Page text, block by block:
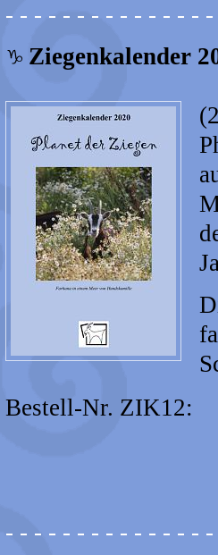
- - - - - - - - - - - - - -
Ziegenkalender
Bestell-Nr.
- - - - - - - - - - - - - -